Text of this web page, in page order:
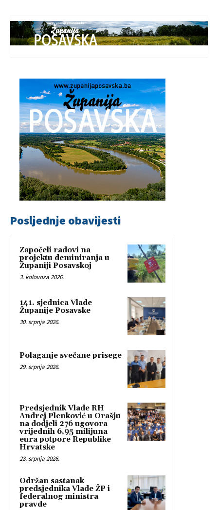
Posljednje obavijesti
Započeli radovi na
projektu deminiranja u
Županiji Posavskoj
3. kolovoza 2026.
141. sjednica Vlade
Županije Posavske
30. srpnja 2026.
Polaganje svečane prisege
29. srpnja 2026.
Predsjednik Vlade RH
Andrej Plenković u Orašju
na dodjeli 276 ugovora
vrijednih 6,95 milijuna
eura potpore Republike
Hrvatske
28. srpnja 2026.
Održan sastanak
predsjednika Vlade ŽP i
federalnog ministra
pravde